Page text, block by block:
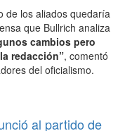
de los aliados quedaría
que Bullrich analiza
cambios pero
redacción”, comentó
del oficialismo.
al partido de